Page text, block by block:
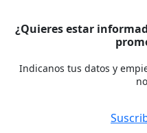
¿Quieres estar
Indicanos tus datos y